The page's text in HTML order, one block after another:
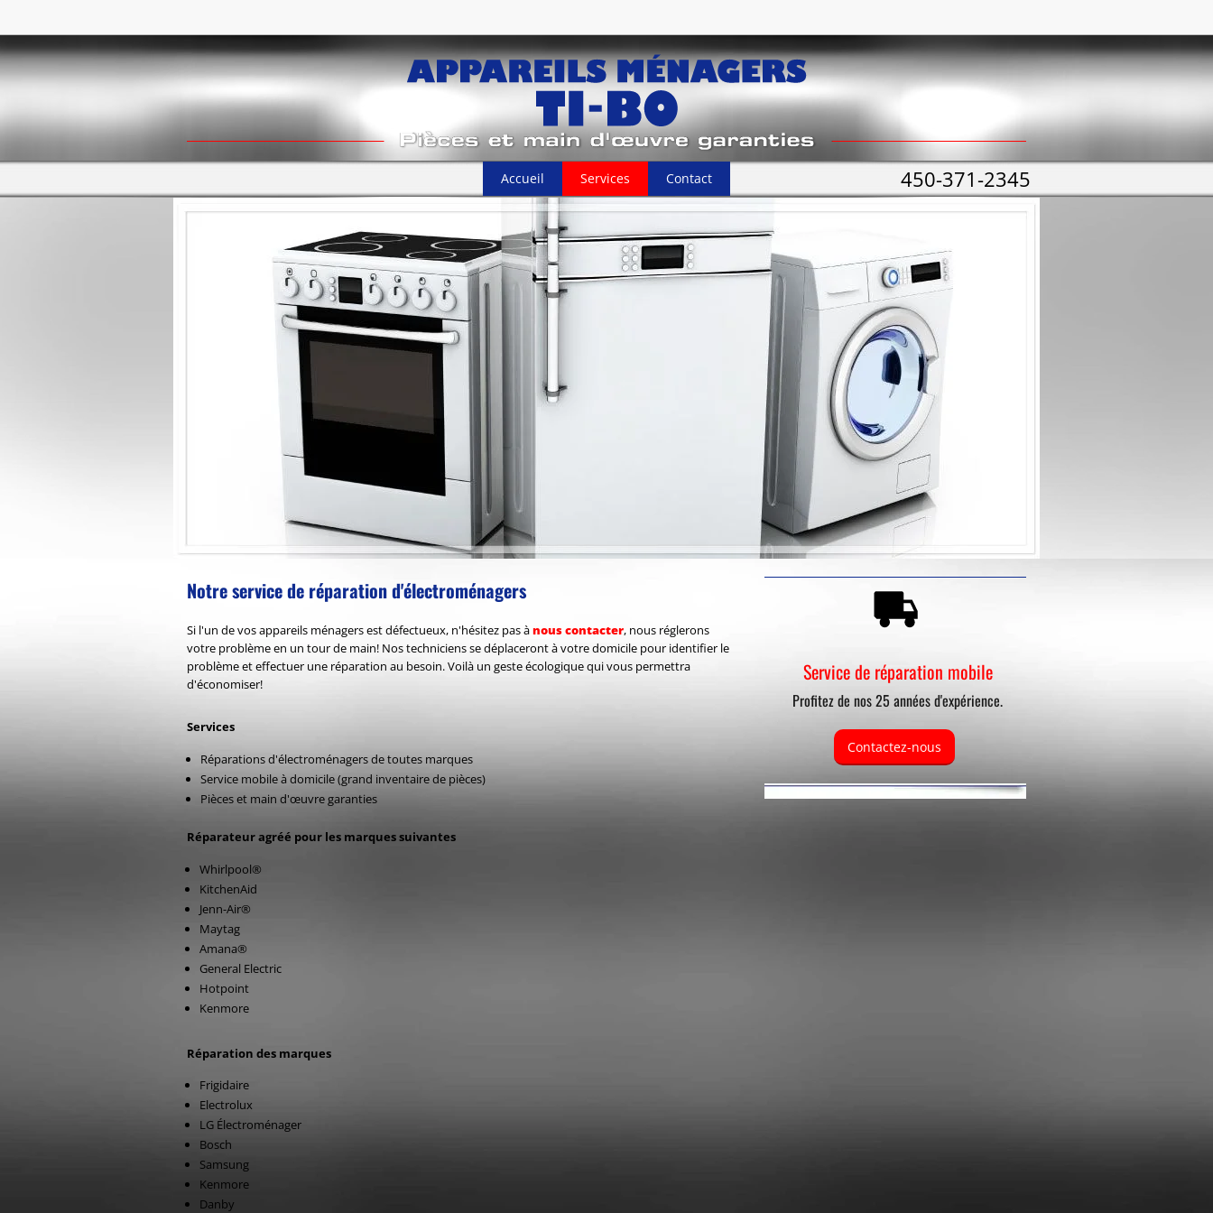
450-371-2345
Accueil Services Contact
Notre service de réparation d'électroménagers
Si l'un de vos appareils ménagers est défectueux, n'hésitez pas ànous contacter, nous réglerons
votre problème en un tour de main! Nos techniciens se déplaceront à votre domicile pour identifier le
problème et effectuer une réparation au besoin. Voilà un geste écologique qui vous permettra
d'économiser!
Services
Réparations d'électroménagers de toutes marques
Service mobile à domicile (grand inventaire de pièces)
Pièces et main d'œuvre garanties
Réparateur agréé pour les marques suivantes
Whirlpool®
KitchenAid
Jenn-Air®
Maytag
Amana®
General Electric
Hotpoint
Kenmore
Réparation des marques
Frigidaire
Electrolux
LG Électroménager
Bosch
Samsung
Kenmore
Danby
Service de réparation mobile
Profitez de nos 25 années d'expérience.
Contactez-nous